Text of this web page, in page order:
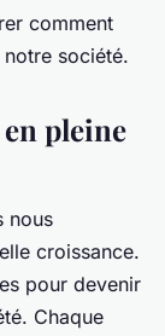
comment
société.
pleine
nous
croissance.
pour devenir
Chaque